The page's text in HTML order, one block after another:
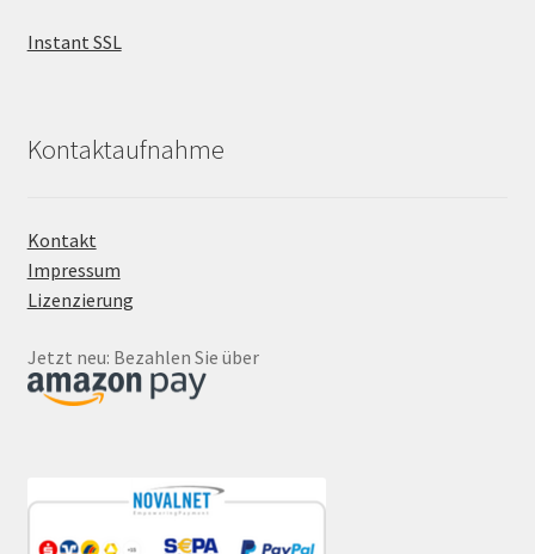
Instant SSL
Kontaktaufnahme
Kontakt
Impressum
Lizenzierung
Jetzt neu: Bezahlen Sie über